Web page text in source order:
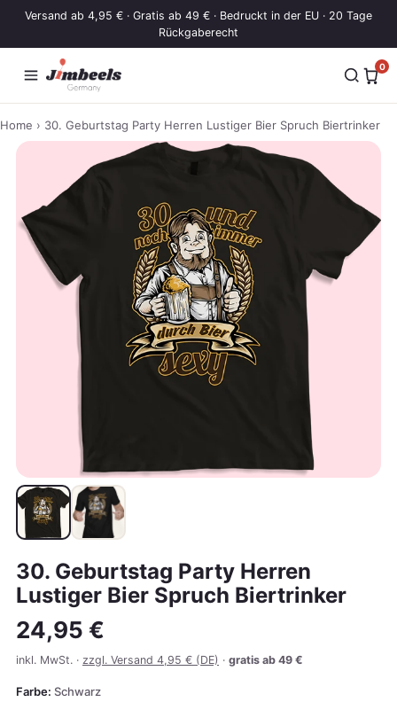
Zum Inhalt springen
Versand ab 4,95 € · Gratis ab 49 € · Bedruckt in der EU · 20 Tage
Rückgaberecht
0
Home › 30. Geburtstag Party Herren Lustiger Bier Spruch Biertrinker
30. Geburtstag Party Herren
Lustiger Bier Spruch Biertrinker
24,95 €
inkl. MwSt. · zzgl. Versand 4,95 € (DE) · gratis ab 49 €
Farbe: Schwarz